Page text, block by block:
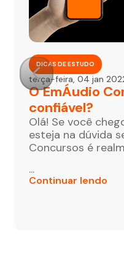
DICAS DE ESTUDO
terça-feira, 04 jan
O EmÁudio
confiável?
Olá! Se você
esteja na dúvida
Concursos é
...
Continuar lendo